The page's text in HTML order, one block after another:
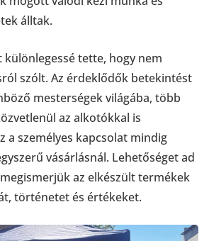
álltak.
különlegessé tette, hogy nem
szólt. Az érdeklődők betekintést
mesterségek világába, több
az alkotókkal is
a személyes kapcsolat mindig
vásárlásnál. Lehetőséget ad
az elkészült termékek
történetet és értékeket.